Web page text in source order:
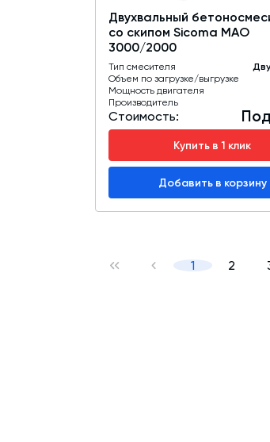
Двухвальный
со скипом Sicoma MAO
3000/2000
Тип смесителя
Объем по загрузке/выгрузке
Мощность двигателя
Производитель
Стоимость:
Купить в 1 клик
Добавить в корзину
1 2